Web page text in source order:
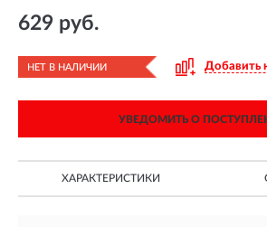
629 руб.
НЕТ В НАЛИЧИИ Добавить
УВЕДОМИТЬ О
ХАРАКТЕРИСТИКИ